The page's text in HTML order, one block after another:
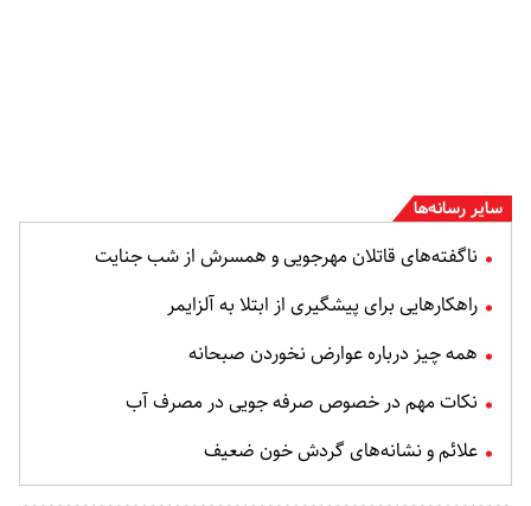
سایر رسانه‌ها
ناگفته‌های قاتلان مهرجویی و همسرش از شب جنایت
راهکارهایی برای پیشگیری از ابتلا به آلزایمر
همه چیز درباره عوارض نخوردن صبحانه
نکات مهم در خصوص صرفه جویی در مصرف آب
علائم و نشانه‌های گردش خون ضعیف